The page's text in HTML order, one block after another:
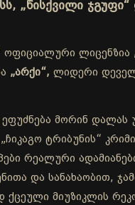
„წისქვილი
ოფიციალური ლიცენზია
„არქი“, ლიდერი
ეფუძნება მორინ დალას
„ჩიკაგო ტრიბუნის“
რეალური
და სანახაობით,
ქცეული მიუზიკლის